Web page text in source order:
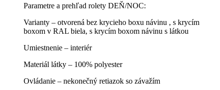
Parametre a prehľad rolety DEŇ/NOC:
Varianty – otvorená bez krycieho boxu návinu , s krycím
boxom v RAL biela, s krycím boxom návinu s látkou
Umiestnenie – interiér
Materiál látky – 100% polyester
Ovládanie – nekonečný retiazok so závažím